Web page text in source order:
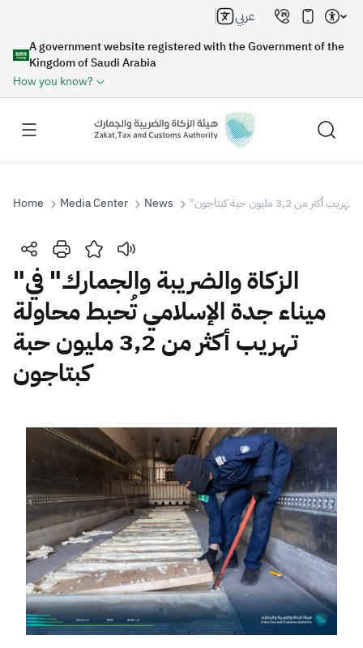
A government website registered with the Government of the
Kingdom of Saudi Arabia
How you know?
عربي
Search
Search Search AI
Suggestions
Real Estate Transactions
Home Media Center News مليون حبة كبتاجون
"الزكاة والضريبة والجمارك" في
ميناء جدة الإسلامي تُحبط محاولة
تهريب أكثر من 3,2 مليون حبة
كبتاجون